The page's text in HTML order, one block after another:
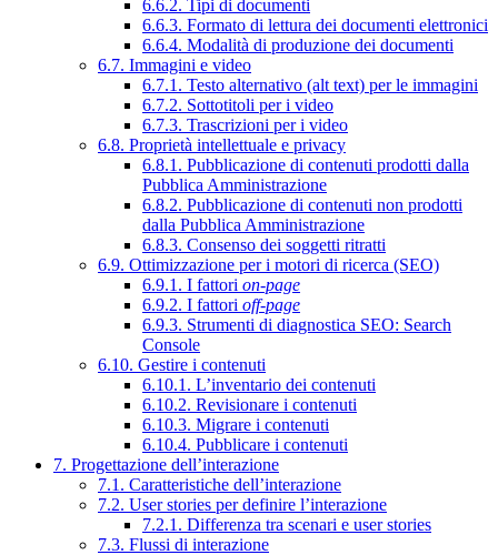
6.6.2. Tipi di documenti
6.6.3. Formato di lettura dei documenti elettronici
6.6.4. Modalità di produzione dei documenti
6.7. Immagini e video
6.7.1. Testo alternativo (alt text) per le immagini
6.7.2. Sottotitoli per i video
6.7.3. Trascrizioni per i video
6.8. Proprietà intellettuale e privacy
6.8.1. Pubblicazione di contenuti prodotti dalla
Pubblica Amministrazione
6.8.2. Pubblicazione di contenuti non prodotti
dalla Pubblica Amministrazione
6.8.3. Consenso dei soggetti ritratti
6.9. Ottimizzazione per i motori di ricerca (SEO)
6.9.1. I fattori on-page
6.9.2. I fattori off-page
6.9.3. Strumenti di diagnostica SEO: Search
Console
6.10. Gestire i contenuti
6.10.1. L’inventario dei contenuti
6.10.2. Revisionare i contenuti
6.10.3. Migrare i contenuti
6.10.4. Pubblicare i contenuti
7. Progettazione dell’interazione
7.1. Caratteristiche dell’interazione
7.2. User stories per definire l’interazione
7.2.1. Differenza tra scenari e user stories
7.3. Flussi di interazione